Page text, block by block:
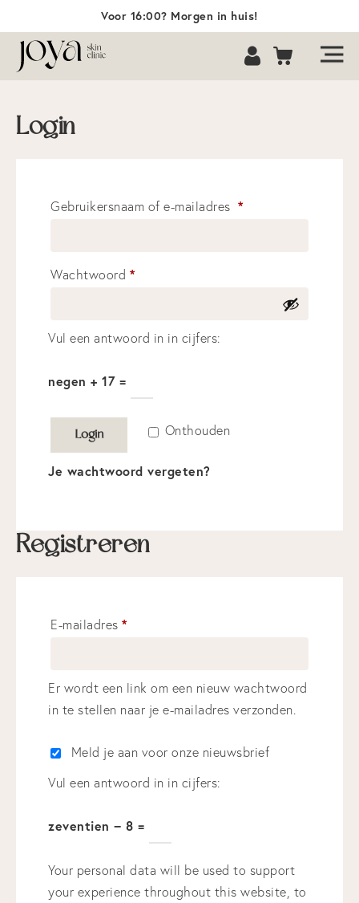
Groepstrainingen
Lippigmentatie opleiding
Powderbrows opleiding
Maak een afspraak
Over ons
Voor 16:00? Morgen in huis!
Login
Gebruikersnaam of e-mailadres *
Wachtwoord *
Vul een antwoord in in cijfers:
negen + 17 =
Onthouden
Login
Je wachtwoord vergeten?
Registreren
E-mailadres *
Er wordt een link om een nieuw wachtwoord
in te stellen naar je e-mailadres verzonden.
Meld je aan voor onze nieuwsbrief
Vul een antwoord in in cijfers:
zeventien − 8 =
Your personal data will be used to support
your experience throughout this website, to